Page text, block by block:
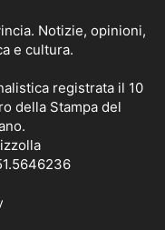
Notizie, opinioni,
e cultura.
registrata il 10
della Stampa del